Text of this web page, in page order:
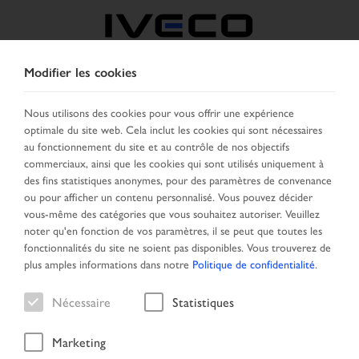
BELGIQUE
SELECTIONNER UN PAYS CHANGER DE LANGUE
Toggle
navigation
MENU
Véhicule
Page daccueil Nouveaux arrivages
Modifier les cookies
Nous utilisons des cookies pour vous offrir une expérience
optimale du site web. Cela inclut les cookies qui sont nécessaires
au fonctionnement du site et au contrôle de nos objectifs
commerciaux, ainsi que les cookies qui sont utilisés uniquement à
des fins statistiques anonymes, pour des paramètres de convenance
ou pour afficher un contenu personnalisé. Vous pouvez décider
vous-même des catégories que vous souhaitez autoriser. Veuillez
noter qu'en fonction de vos paramètres, il se peut que toutes les
fonctionnalités du site ne soient pas disponibles. Vous trouverez de
plus amples informations dans notre Politique de confidentialité.
Nécessaire Statistiques
Marketing